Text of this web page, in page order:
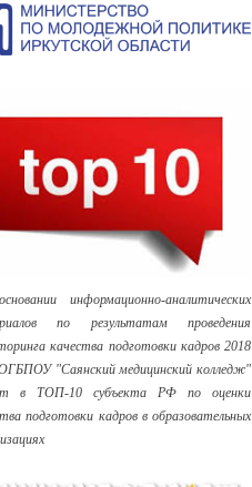
информационно-аналитических
по результатам проведения
качества подготовки кадров 2018
"Саянский медицинский колледж"
в ТОП-10 субъекта РФ по оценки
подготовки кадров в образовательных